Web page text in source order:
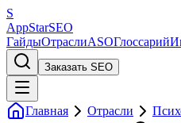
S
AppStarSEO
ГайдыОтраслиASOГлоссарий
Заказать SEO
Главная Отрасли